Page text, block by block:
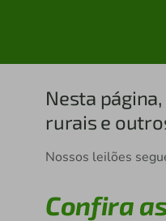
Nesta
rurais e
Nossos leilões
Confira